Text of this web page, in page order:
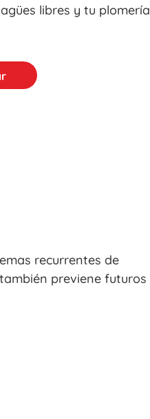
libres y tu plomería
recurrentes de
previene futuros